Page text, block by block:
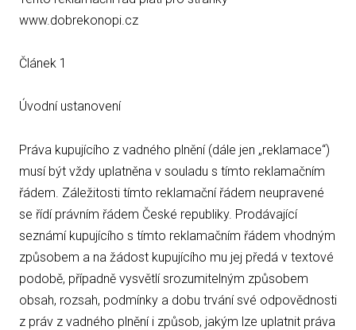
www.dobrekonopi.cz
Článek 1
Úvodní ustanovení
Práva kupujícího z vadného plnění (dále jen „reklamace“)
musí být vždy uplatněna v souladu s tímto reklamačním
řádem. Záležitosti tímto reklamační řádem neupravené
se řídí právním řádem České republiky. Prodávající
seznámí kupujícího s tímto reklamačním řádem vhodným
způsobem a na žádost kupujícího mu jej předá v textové
podobě, případně vysvětlí srozumitelným způsobem
obsah, rozsah, podmínky a dobu trvání své odpovědnosti
z práv z vadného plnění i způsob, jakým lze uplatnit práva